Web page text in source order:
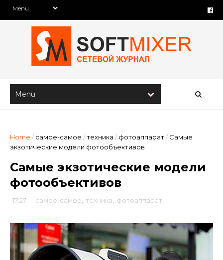
Home / самое-самое /техника / фотоаппарат/ Самые
экзотические модели фотообъективов
Самые экзотические модели
фотообъективов
17:27 - самое-самое техника фотоаппарат